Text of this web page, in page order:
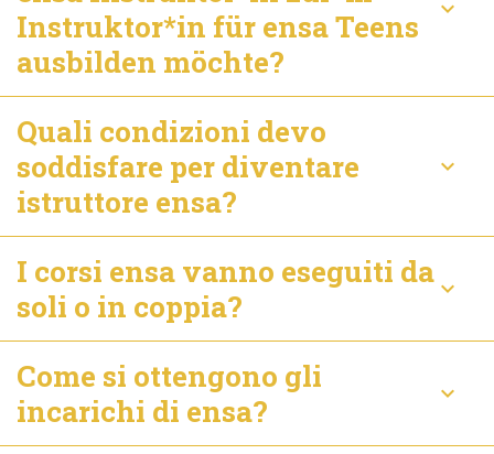
Instruktor*in für ensa Teens
ausbilden möchte?
keyboard_arrow_down
Quali condizioni devo
soddisfare per diventare
istruttore ensa?
keyboard_arrow_down
I corsi ensa vanno eseguiti da
soli o in coppia?
keyboard_arrow_down
Come si ottengono gli
incarichi di ensa?
keyboard_arrow_down